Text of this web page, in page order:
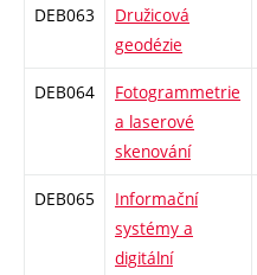
DEB063
Družicová
geodézie
DEB064
Fotogrammetrie
a laserové
skenování
DEB065
Informační
systémy a
digitální